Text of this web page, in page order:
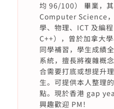
均 96/100） 畢業，
Computer Science
學、物理、ICT 及編
C++），曾於加拿大
同學補習，學生成績
系統，擅長將複雜概
合需要打底或想提升
生。可提供本人整理
點。現於香港 gap
興趣歡迎 PM！